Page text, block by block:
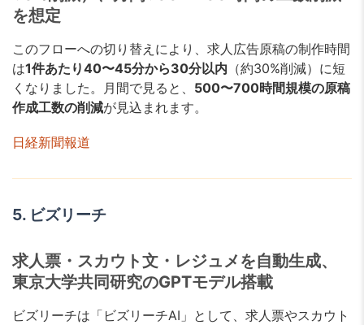
を想定
このフローへの切り替えにより、求人広告原稿の制作時間
は1件あたり40〜45分から30分以内 （約30%削減）に短
くなりました。月間で見ると、 500〜700時間規模の原稿
作成工数の削減が見込まれます。
日経新聞報道
5. ビズリーチ
求人票・スカウト文・レジュメを自動生成、
東京大学共同研究のGPTモデル搭載
ビズリーチは「ビズリーチAI」として、求人票やスカウト